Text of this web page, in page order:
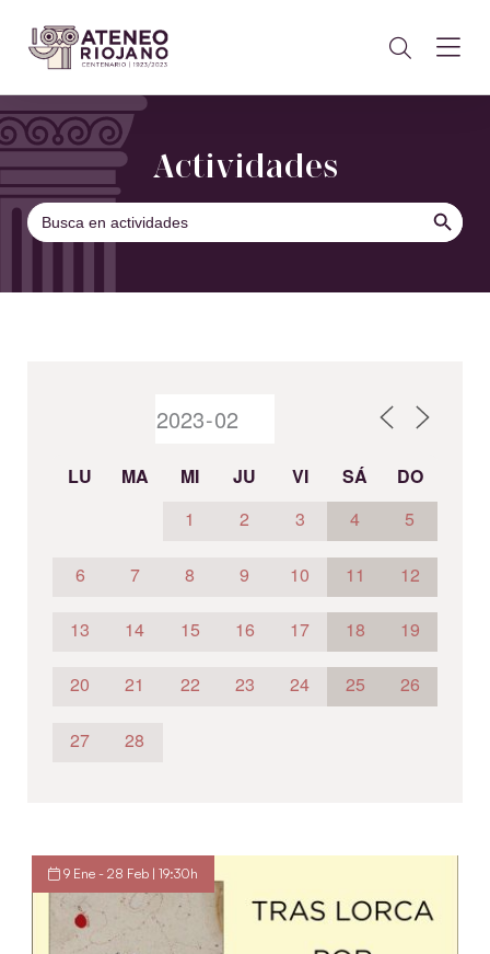
Actividades
Buscar: BOTÓN DE
LU MA MI JU VI SÁ
DO
1
2 3 4 5
6 7 8 9 10 11 12
13 14 15 16 17 18 19
20 21 22 23 24 25 26
27 28
9 Ene - 28 Feb | 19:30h